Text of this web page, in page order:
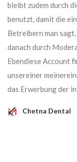
bleibt zudem durch
benutzt, damit die
Betreibern man
danach durch
Ebendiese Account
unsereiner
das Erwerbung der
Chetna Dental